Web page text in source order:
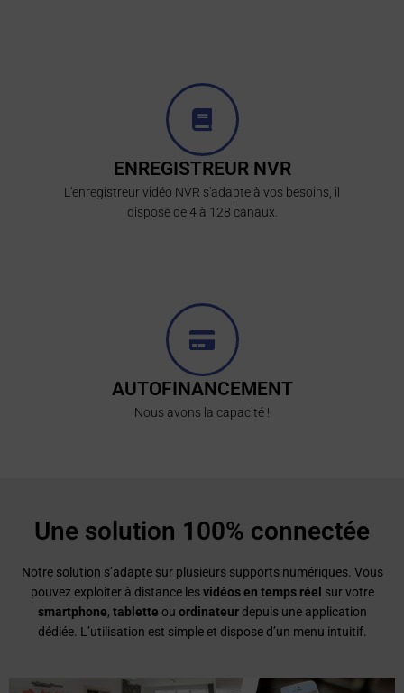
ENREGISTREUR NVR
L'enregistreur vidéo NVR s'adapte à vos besoins, il
AUTOFINANCEMENT
Notre solution s’adapte sur plusieurs supports numériques. Vous
pouvez exploiter à distance lesvidéos en temps réelsur votre
smartphone,tabletteouordinateurdepuis une application